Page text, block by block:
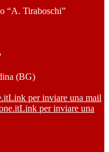
“A. Tiraboschi”
(BG)
Link per inviare una mail
Link per inviare una